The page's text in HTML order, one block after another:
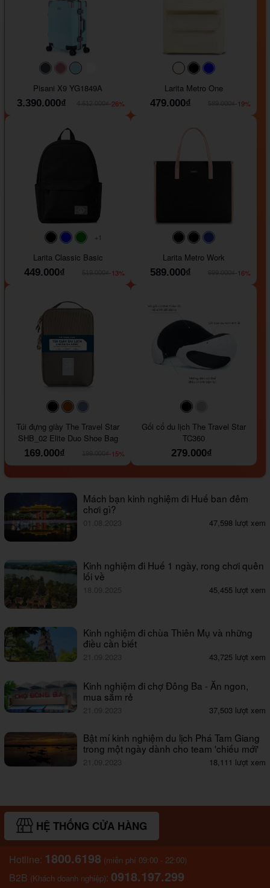
#40454a#b76e79
#9ad8e7
Pisani X9 YG1849A
3.390.000₫
-26%
#faf0e6#000000
Larita Metro One
479.000₫
-19%
#faf0e6
#000000#0000FF#008000
+1
Larita Classic Basic
449.000₫
-13%
#000000#000000
Larita Metro Work
589.000₫
-16%
#000000#964B00
Túi đựng giày The Travel Star
SHB_02 Elite Duo Shoe Bag
169.000₫
-15%
#000000
Gối cổ du lịch The Travel Star
TC360
279.000₫
Mách bạn kinh nghiệm đi Huế ban đêm
chơi gì?
01.08.2023 47,598 lượt xem
Kinh nghiệm đi Huế 1 ngày, rong chơi quên
lối về
18.09.2025 45,455 lượt xem
Kinh nghiệm đi chùa Thiên Mụ và những
điều cần biết
21.09.2023 43,725 lượt xem
Kinh nghiệm đi chợ Đông Ba - Ăn ngon,
mua sắm rẻ
21.09.2023 37,503 lượt xem
Bật mí kinh nghiệm du lịch Phá Tam Giang
trong một ngày dành cho team 'chiếu mới'
21.09.2023 18,111 lượt xem
HỆ THỐNG CỬA HÀNG
Hotline: 1800.6198 (miễn phí 09:00 - 22:00)
B2B (Khách doanh nghiệp): 0918.197.299